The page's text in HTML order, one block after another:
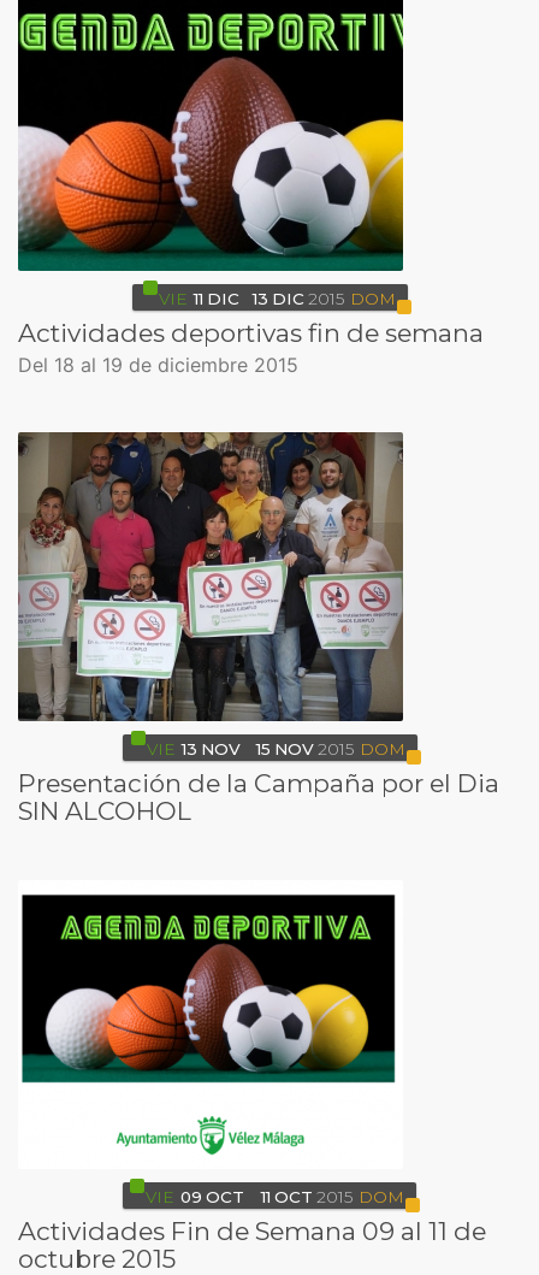
VIE 11 DIC 13 DIC 2015 DOM
Actividades deportivas fin de semana
Del 18 al 19 de diciembre 2015
VIE 13 NOV 15 NOV 2015 DOM
Presentación de la Campaña por el Dia
SIN ALCOHOL
VIE 09 OCT 11 OCT 2015 DOM
Actividades Fin de Semana 09 al 11 de
octubre 2015